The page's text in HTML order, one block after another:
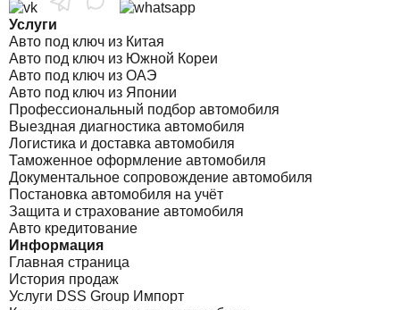
Услуги
Авто под ключ из Китая
Авто под ключ из Южной Кореи
Авто под ключ из ОАЭ
Авто под ключ из Японии
Профессиональный подбор автомобиля
Выездная диагностика автомобиля
Логистика и доставка автомобиля
Таможенное оформление автомобиля
Документальное сопровождение автомобиля
Постановка автомобиля на учёт
Защита и страхование автомобиля
Авто кредитование
Информация
Главная страница
История продаж
Услуги DSS Group Импорт